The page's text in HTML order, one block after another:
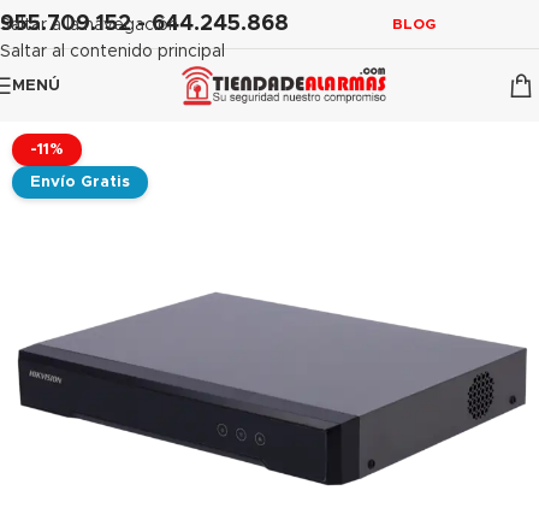
contenido
Saltar a la navegación
Saltar al contenido principal
955.709.152 - 644.245.868 BLOG
MENÚ
-11%
Envío Gratis